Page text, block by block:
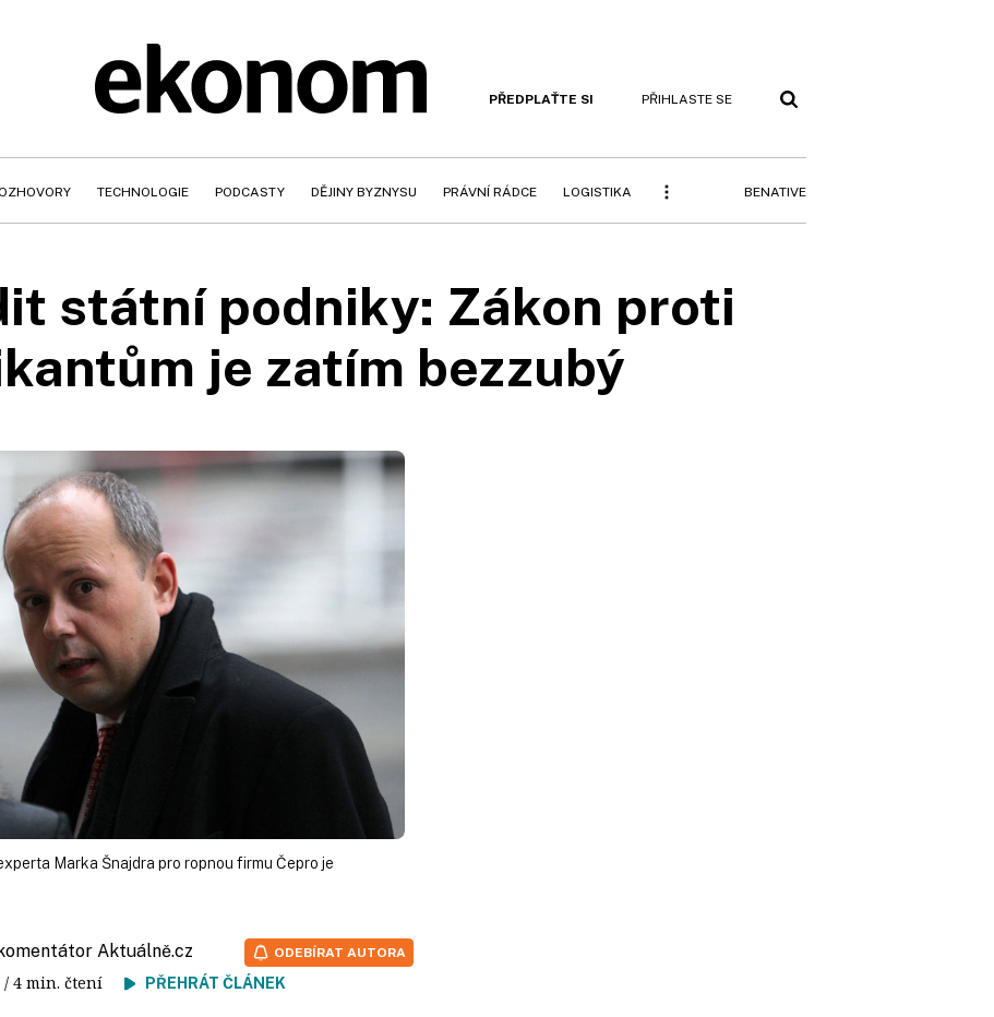
PŘEDPLAŤTE SI PŘIHLASTE SE
TECHNOLOGIE PODCASTY DĚJINY BYZNYSU PRÁVNÍ RÁDCE LOGISTIKA BENATIVE
státní podniky: Zákon proti
je zatím bezzubý
Marka Šnajdra pro ropnou firmu Čepro je
Aktuálně.cz
/ 4 min. čtení PŘEHRÁT ČLÁNEK
ODEBÍRAT AUTORA